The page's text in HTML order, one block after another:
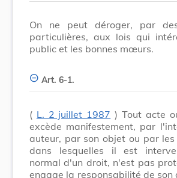
On ne peut déroger, par
particulières, aux lois qui
public et les bonnes mœurs.
Art. 6-1.
( L. 2 juillet 1987 ) Tout acte
excède manifestement, par
auteur, par son objet ou par les
dans lesquelles il est
normal d'un droit, n'est pas
engage la responsabilité de